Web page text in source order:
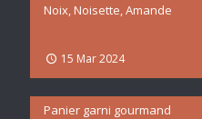
Noix, Noisette, Amande
15 Mar 2024
Panier garni gourmand